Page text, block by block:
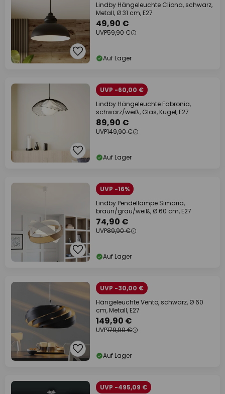
Lindby Hängeleuchte Cliona, schwarz,
Metall, Ø 31 cm, E27
49,90 €
UVP59,90 €
Auf Lager
UVP -60,00 €
Lindby Hängeleuchte Fabronia,
schwarz/weiß, Glas, Kugel, E27
89,90 €
UVP149,90 €
Auf Lager
UVP -16%
Lindby Pendellampe Simaria,
braun/grau/weiß, Ø 60 cm, E27
74,90 €
UVP89,90 €
Auf Lager
UVP -30,00 €
Hängeleuchte Vento, schwarz, Ø 60
cm, Metall, E27
149,90 €
UVP179,90 €
Auf Lager
UVP -495,09 €